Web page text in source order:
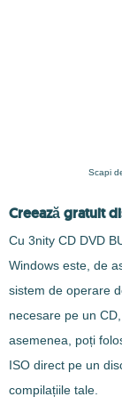
Scapi
Creează gratuit
Cu 3nity CD DVD
Windows este, de
sistem de operare
necesare pe un
asemenea, poți
ISO direct pe un
compilațiile tale.